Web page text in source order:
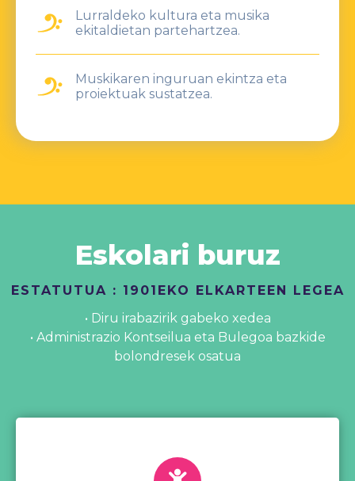
Lurraldeko kultura eta musika
ekitaldietan partehartzea.
Muskikaren inguruan ekintza eta
proiektuak sustatzea.
Eskolari buruz
ESTATUTUA : 1901EKO ELKARTEEN LEGEA
• Diru irabazirik gabeko xedea
• Administrazio Kontseilua eta Bulegoa bazkide
bolondresek osatua